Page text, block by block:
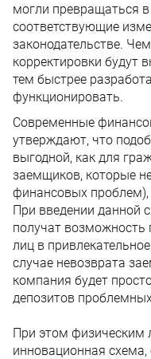
могли превращаться
соответствующие
законодательстве.
корректировки будут
тем быстрее
функционировать.
Современные
утверждают, что
выгодной, как для
заемщиков, которые
финансовых проблем),
При введении данной
получат
лиц в
случае невозврата
компания будет
депозитов
При этом физическим
инновационная схема,